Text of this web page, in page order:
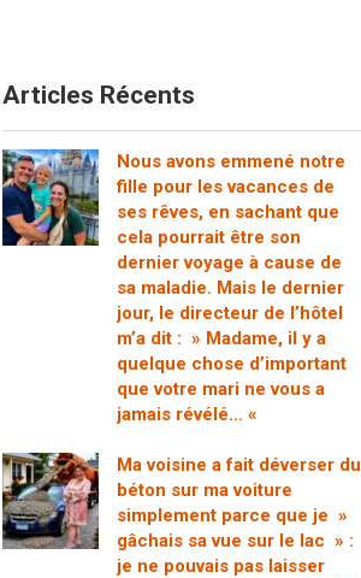
Articles Récents
Nous avons emmené notre
fille pour les vacances de
ses rêves, en sachant que
cela pourrait être son
dernier voyage à cause de
sa maladie. Mais le dernier
jour, le directeur de l’hôtel
m’a dit : » Madame, il y a
quelque chose d’important
que votre mari ne vous a
jamais révélé… «
Ma voisine a fait déverser du
béton sur ma voiture
simplement parce que je »
gâchais sa vue sur le lac » :
je ne pouvais pas laisser